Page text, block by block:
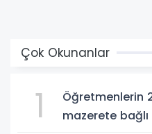
Çok Okunanlar
1
Öğretmenlerin
mazerete